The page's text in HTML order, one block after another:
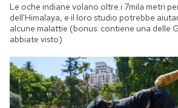
Le oche indiane volano oltre i 7mila metri
dell'Himalaya, e il loro studio potrebbe
alcune malattie (bonus: contiene una delle
abbiate visto)